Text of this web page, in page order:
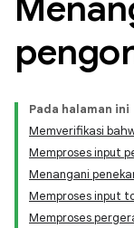
Pada halaman ini
Memverifikasi
Memproses input
Menangani
Memproses input
Memproses